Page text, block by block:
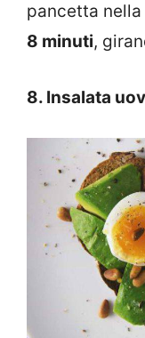
pancetta
8 minuti,
8. Insalata